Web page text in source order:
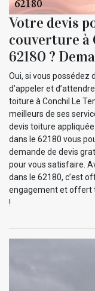
Votre devis
couverture à
62180 ?
Oui, si vous possédez
d’appeler et
toiture à Conchil Le
meilleurs de ses
devis toiture
dans le 62180 vous
demande de devis
pour vous satisfaire.
dans le 62180, c’est
engagement et offert
!